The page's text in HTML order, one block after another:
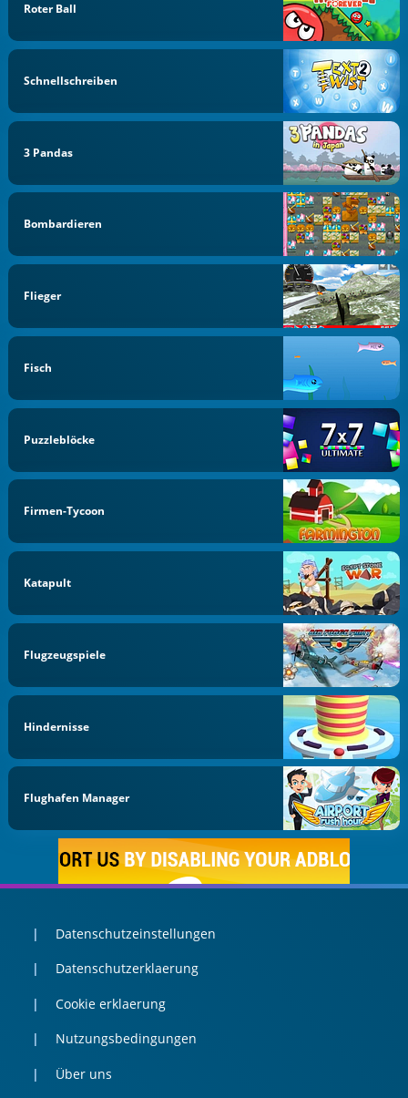
Roter Ball
Schnellschreiben
3 Pandas
Bombardieren
Flieger
Fisch
Puzzleblöcke
Firmen-Tycoon
Katapult
Flugzeugspiele
Hindernisse
Flughafen Manager
Datenschutzeinstellungen
Datenschutzerklaerung
Cookie erklaerung
Nutzungsbedingungen
Über uns